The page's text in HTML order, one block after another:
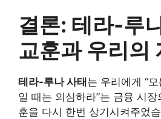
결론: 테라-루
교훈과 우리의
테라-루나 사태 는 우리에게 “
일 때는 의심하라”는 금융 시
훈을 다시 한번 상기시켜주었